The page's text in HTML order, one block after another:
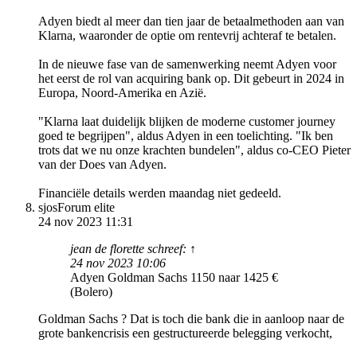
Adyen biedt al meer dan tien jaar de betaalmethoden aan van
Klarna, waaronder de optie om rentevrij achteraf te betalen.
In de nieuwe fase van de samenwerking neemt Adyen voor
het eerst de rol van acquiring bank op. Dit gebeurt in 2024 in
Europa, Noord-Amerika en Azië.
"Klarna laat duidelijk blijken de moderne customer journey
goed te begrijpen", aldus Adyen in een toelichting. "Ik ben
trots dat we nu onze krachten bundelen", aldus co-CEO Pieter
van der Does van Adyen.
Financiële details werden maandag niet gedeeld.
sjosForum elite
24 nov 2023 11:31
jean de florette schreef: ↑
24 nov 2023 10:06
Adyen Goldman Sachs 1150 naar 1425 €
(Bolero)
Goldman Sachs ? Dat is toch die bank die in aanloop naar de
grote bankencrisis een gestructureerde belegging verkocht,